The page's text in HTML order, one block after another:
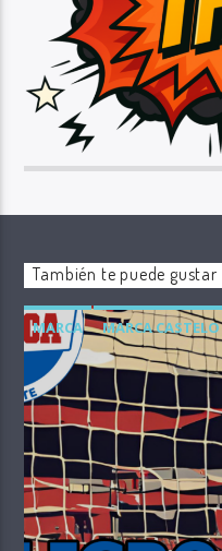
También te puede gustar
MARCA
MARCA CASTELO
PELIGRO DE GOL